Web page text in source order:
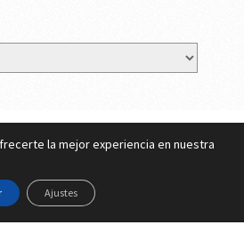
Copyright © 2026.
y Privacidad
Cookies
la mejor experiencia en nuestra
Ajustes